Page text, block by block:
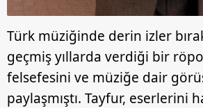
Türk müziğinde derin izler
geçmiş yıllarda verdiği bir
felsefesini ve müziğe dair
paylaşmıştı. Tayfur, eserlerini